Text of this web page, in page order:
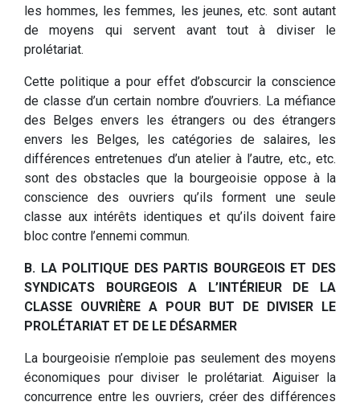
les hommes, les femmes, les jeunes, etc. sont autant
de moyens qui servent avant tout à diviser le
prolétariat.
Cette politique a pour effet d’obscurcir la conscience
de classe d’un certain nombre d’ouvriers. La méfiance
des Belges envers les étrangers ou des étrangers
envers les Belges, les catégories de salaires, les
différences entretenues d’un atelier à l’autre, etc., etc.
sont des obstacles que la bourgeoisie oppose à la
conscience des ouvriers qu’ils forment une seule
classe aux intérêts identiques et qu’ils doivent faire
bloc contre l’ennemi commun.
B. LA POLITIQUE DES PARTIS BOURGEOIS ET DES
SYNDICATS BOURGEOIS A L’INTÉRIEUR DE LA
CLASSE OUVRIÈRE A POUR BUT DE DIVISER LE
PROLÉTARIAT ET DE LE DÉSARMER
La bourgeoisie n’emploie pas seulement des moyens
économiques pour diviser le prolétariat. Aiguiser la
concurrence entre les ouvriers, créer des différences